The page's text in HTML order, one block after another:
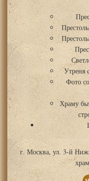
Утреня
Фото
Храму
г. Москва, ул. 3-й